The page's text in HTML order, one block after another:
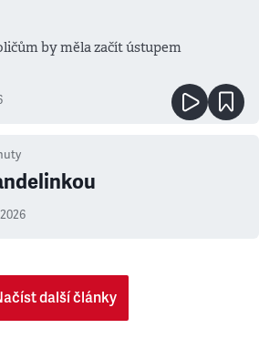
by měla začít ústupem
další články